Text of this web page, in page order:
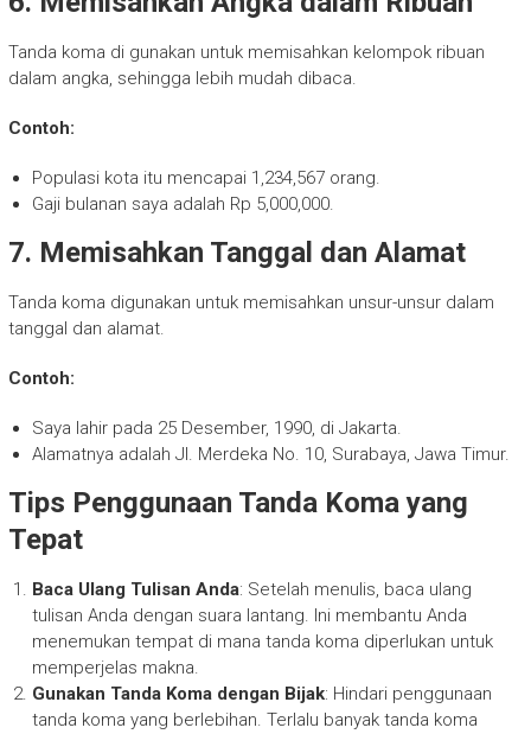
Tanda koma di gunakan untuk memisahkan kelompok ribuan
dalam angka, sehingga lebih mudah dibaca.
Contoh:
Populasi kota itu mencapai 1,234,567 orang.
Gaji bulanan saya adalah Rp 5,000,000.
7. Memisahkan Tanggal dan Alamat
Tanda koma digunakan untuk memisahkan unsur-unsur dalam
tanggal dan alamat.
Contoh:
Saya lahir pada 25 Desember, 1990, di Jakarta.
Alamatnya adalah Jl. Merdeka No. 10, Surabaya, Jawa Timur.
Tips Penggunaan Tanda Koma yang
Tepat
Baca Ulang Tulisan Anda: Setelah menulis, baca ulang
tulisan Anda dengan suara lantang. Ini membantu Anda
menemukan tempat di mana tanda koma diperlukan untuk
memperjelas makna.
Gunakan Tanda Koma dengan Bijak: Hindari penggunaan
tanda koma yang berlebihan. Terlalu banyak tanda koma